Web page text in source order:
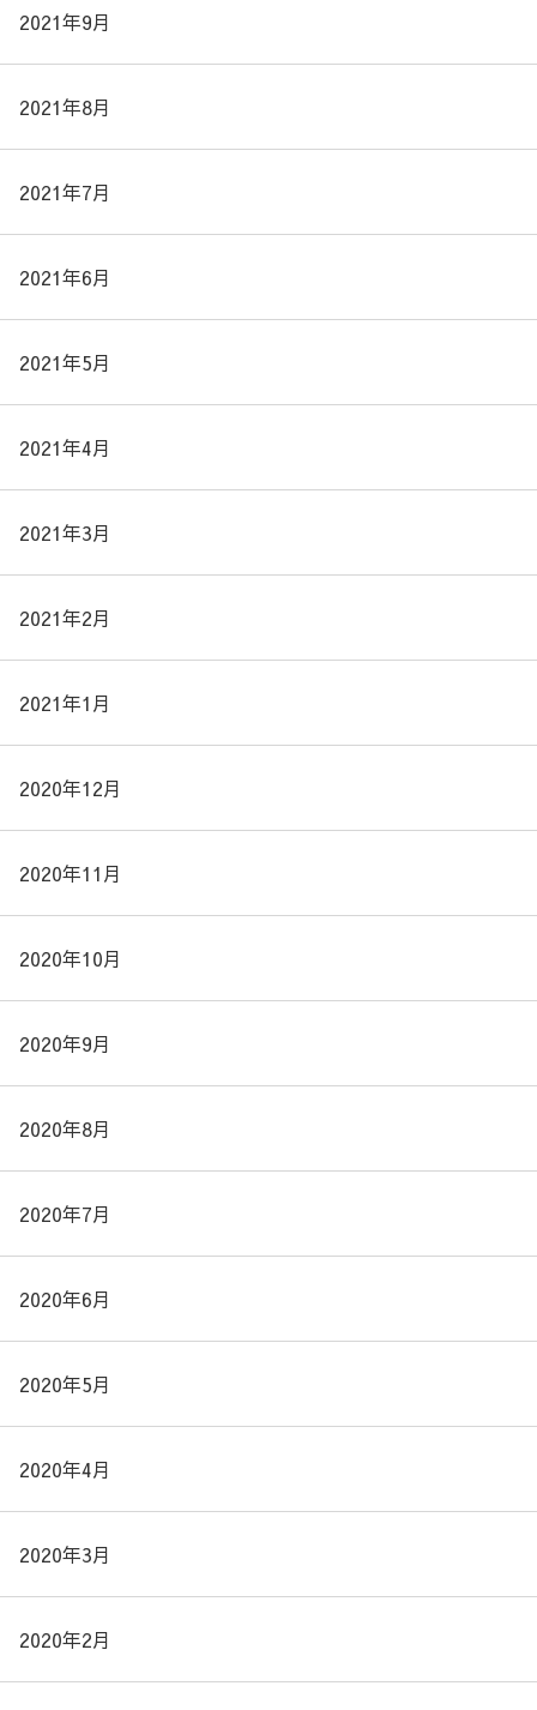
2021年9月
2021年8月
2021年7月
2021年6月
2021年5月
2021年4月
2021年3月
2021年2月
2021年1月
2020年12月
2020年11月
2020年10月
2020年9月
2020年8月
2020年7月
2020年6月
2020年5月
2020年4月
2020年3月
2020年2月